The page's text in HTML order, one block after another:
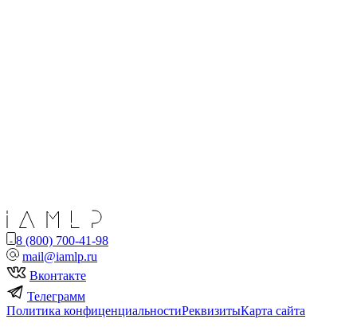
8 (800) 700-41-98
mail@iamlp.ru
Вконтакте
Телеграмм
Политика конфиценциальностиРеквизитыКарта сайта